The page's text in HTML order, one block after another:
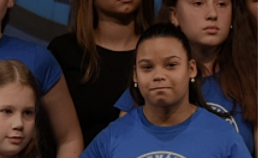
TELEPÜLÉSRENDEZÉS
STRATÉGIÁK
ÉS
KONCEPCIÓK
BEJELENTŐ